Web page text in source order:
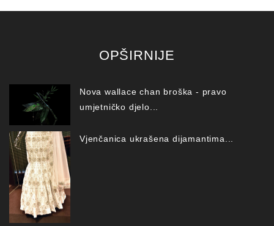
OPŠIRNIJE
Nova wallace chan broška - pravo
umjetničko djelo...
Vjenčanica ukrašena dijamantima...